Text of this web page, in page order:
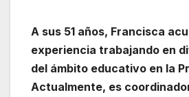
A sus 51 años, Francisca
experiencia trabajando en
del ámbito educativo en la
Actualmente, es